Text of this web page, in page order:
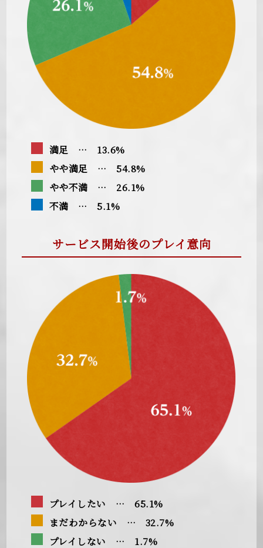
満足 … 13.6%
やや満足 … 54.8%
やや不満 … 26.1%
不満 … 5.1%
サービス開始後のプレイ意向
プレイしたい … 65.1%
まだわからない … 32.7%
プレイしない … 1.7%